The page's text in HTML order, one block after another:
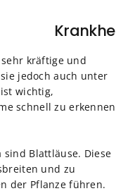
Krankhe
kräftige und
jedoch auch unter
wichtig,
schnell zu erkennen
sind Blattläuse. Diese
und zu
der Pflanze führen.